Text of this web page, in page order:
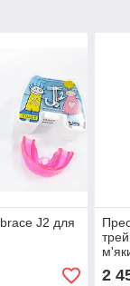
J2 для
2